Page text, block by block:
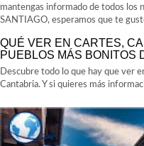
mantengas informado de todos los
SANTIAGO, esperamos que te
QUÉ VER EN CARTES,
PUEBLOS MÁS BONITOS
Descubre todo lo que hay que ver
Cantabria. Y si quieres más